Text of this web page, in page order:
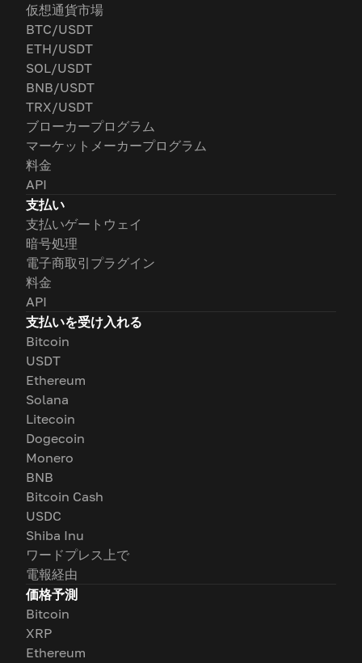
仮想通貨市場
BTC/USDT
ETH/USDT
SOL/USDT
BNB/USDT
TRX/USDT
ブローカープログラム
マーケットメーカープログラム
料金
API
支払い
支払いゲートウェイ
暗号処理
電子商取引プラグイン
料金
API
支払いを受け入れる
Bitcoin
USDT
Ethereum
Solana
Litecoin
Dogecoin
Monero
BNB
Bitcoin Cash
USDC
Shiba Inu
ワードプレス上で
電報経由
価格予測
Bitcoin
XRP
Ethereum